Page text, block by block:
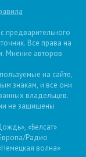
предварительного
Все права на
Мнение авторов
на сайте,
знакам, и все они
владельцев.
не защищены
«Белсат»
Радио
волна»